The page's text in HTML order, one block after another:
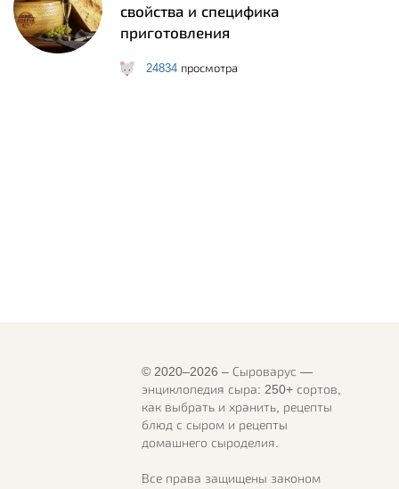
свойства и специфика
приготовления
24834 просмотра
© 2020–2026 – Сыроварус —
энциклопедия сыра: 250+ сортов,
как выбрать и хранить, рецепты
блюд с сыром и рецепты
домашнего сыроделия.
Все права защищены законом